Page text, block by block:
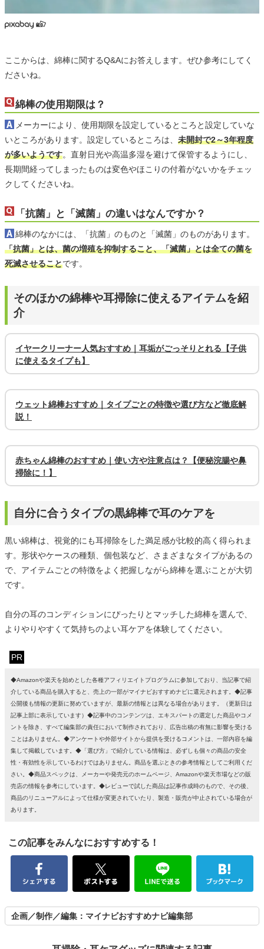
ここからは、綿棒に関するQ&Aにお答えします。ぜひ参考にしてく
ださいね。
綿棒の使用期限は？
メーカーにより、使用期限を設定しているところと設定していな
いところがあります。設定しているところは、 未開封で2～3年程度
が多いようです。直射日光や高温多湿を避けて保管するようにし、
長期間経ってしまったものは変色やほこりの付着がないかをチェッ
クしてくださいね。
「抗菌」と「滅菌」の違いはなんですか？
綿棒のなかには、「抗菌」のものと「滅菌」のものがあります。
「抗菌」とは、菌の増殖を抑制すること、「滅菌」とは全ての菌を
死滅させることです。
そのほかの綿棒や耳掃除に使えるアイテムを紹
介
イヤークリーナー人気おすすめ｜耳垢がごっそりとれる【子供
に使えるタイプも】
ウェット綿棒おすすめ｜タイプごとの特徴や選び方など徹底解
説！
赤ちゃん綿棒のおすすめ｜使い方や注意点は？【便秘浣腸や鼻
掃除に！】
自分に合うタイプの黒綿棒で耳のケアを
黒い綿棒は、視覚的にも耳掃除をした満足感が比較的高く得られま
す。形状やケースの種類、個包装など、さまざまなタイプがあるの
で、アイテムごとの特徴をよく把握しながら綿棒を選ぶことが大切
です。
自分の耳のコンディションにぴったりとマッチした綿棒を選んで、
よりやりやすくて気持ちのよい耳ケアを体験してください。
PR
◆Amazonや楽天を始めとした各種アフィリエイトプログラムに参加しており、当記事で紹
介している商品を購入すると、売上の一部がマイナビおすすめナビに還元されます。◆記事
公開後も情報の更新に努めていますが、最新の情報とは異なる場合があります。（更新日は
記事上部に表示しています）◆記事中のコンテンツは、エキスパートの選定した商品やコメ
ントを除き、すべて編集部の責任において制作されており、広告出稿の有無に影響を受ける
ことはありません。◆アンケートや外部サイトから提供を受けるコメントは、一部内容を編
集して掲載しています。◆「選び方」で紹介している情報は、必ずしも個々の商品の安全
性・有効性を示しているわけではありません。商品を選ぶときの参考情報としてご利用くだ
さい。◆商品スペックは、メーカーや発売元のホームページ、Amazonや楽天市場などの販
売店の情報を参考にしています。◆レビューで試した商品は記事作成時のもので、その後、
商品のリニューアルによって仕様が変更されていたり、製造・販売が中止されている場合が
あります。
この記事をみんなにおすすめする！
企画／制作／編集：マイナビおすすめナビ編集部